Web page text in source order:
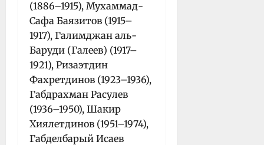
(1886–1915), Мухаммад-
Сафа Баязитов (1915–
1917), Галимджан аль-
Баруди (Галеев) (1917–
1921), Ризаэтдин
Фахретдинов (1923–1936),
Габдрахман Расулев
(1936–1950), Шакир
Хиялетдинов (1951–1974),
Габделбарый Исаев